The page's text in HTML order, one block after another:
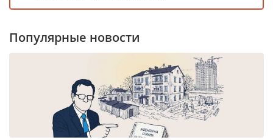
Популярные новости